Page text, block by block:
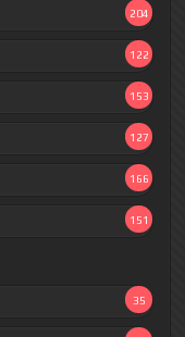
204
122
153
127
166
151
35